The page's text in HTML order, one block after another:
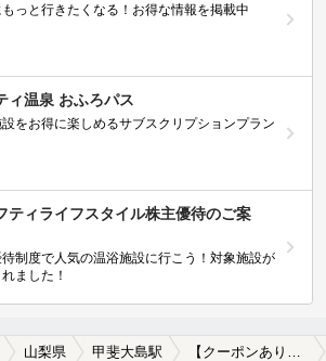
っと行きたくなる！お得な情報を掲載中
ィ温泉 おふろパス
をお得に楽しめるサブスクリプションプラン
ティライフスタイル株主優待のご案
制度で人気の温浴施設に行こう！対象施設が
ました！
山梨県 甲斐大島駅